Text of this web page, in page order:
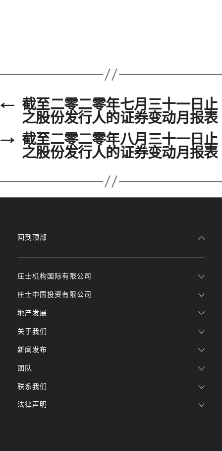
← 截至二零二零年七月三十一日止
之股份发行人的证券变动月报表
→ 截至二零二零年八月三十一日止
之股份发行人的证券变动月报表
庄士机构国际有限公司
庄士中国投资有限公司
地产发展
关于我们
新闻发布
团队
回到顶部
联系我们
法律声明